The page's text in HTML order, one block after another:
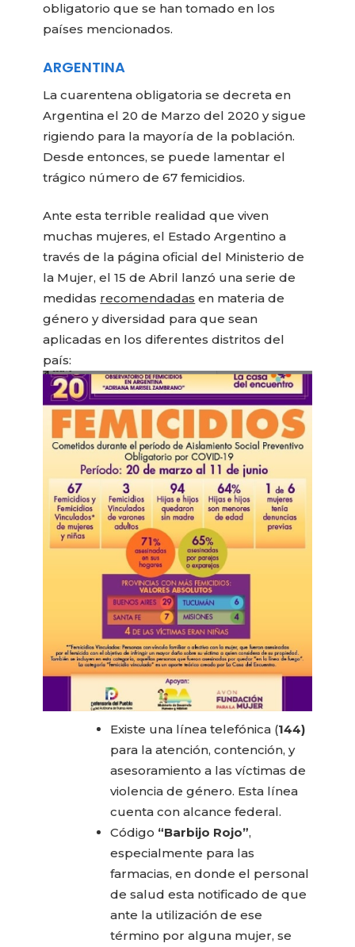
obligatorio que se han tomado en los
países mencionados.
ARGENTINA
La cuarentena obligatoria se decreta en
Argentina el 20 de Marzo del 2020 y sigue
rigiendo para la mayoría de la población.
Desde entonces, se puede lamentar el
trágico número de 67 femicidios.
Ante esta terrible realidad que viven
muchas mujeres, el Estado Argentino a
través de la página oficial del Ministerio de
la Mujer, el 15 de Abril lanzó una serie de
medidas recomendadas en materia de
género y diversidad para que sean
aplicadas en los diferentes distritos del
país:
Existe una línea telefónica (144)
para la atención, contención, y
asesoramiento a las víctimas de
violencia de género. Esta línea
cuenta con alcance federal.
Código “Barbijo Rojo”,
especialmente para las
farmacias, en donde el personal
de salud esta notificado de que
ante la utilización de ese
término por alguna mujer, se